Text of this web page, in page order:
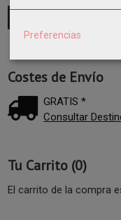
Costes de Envío
GRATIS *
Consultar
Tu Carrito (0)
El carrito de la compra
Preferencias